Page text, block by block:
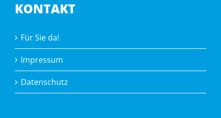
KONTAKT
Für Sie da!
Impressum
Datenschutz